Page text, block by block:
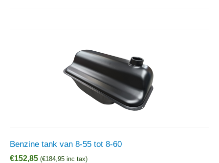
Benzine tank van 8-55 tot 8-60
€152,85 (€184,95 inc tax)